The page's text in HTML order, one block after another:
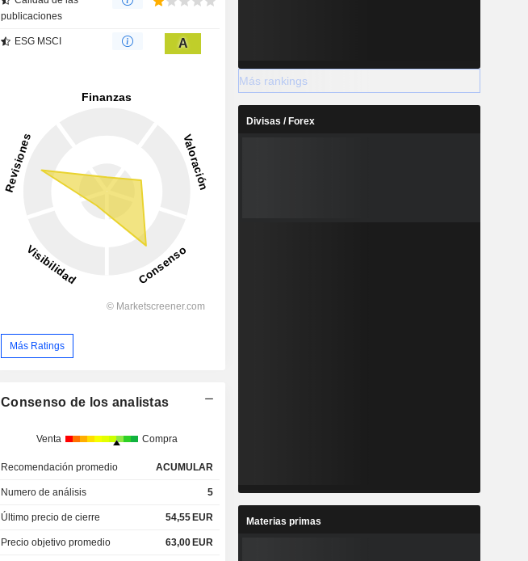
publicaciones
ESG MSCI A
Más Ratings
Consenso de los analistas
Venta Compra
Recomendación promedio ACUMULAR
Numero de análisis 5
Último precio de cierre 54,55 EUR
Precio objetivo promedio 63,00 EUR
Más rankings
Divisas / Forex
Materias primas